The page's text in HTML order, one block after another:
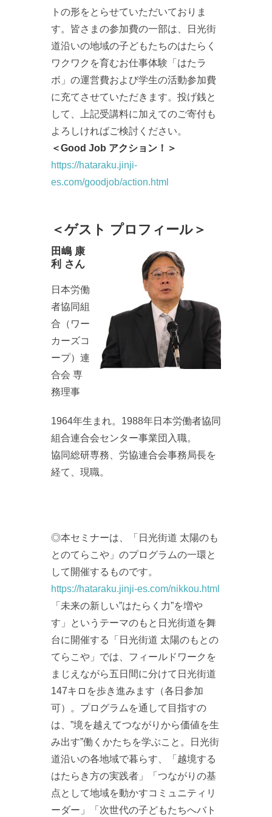
トの形をとらせていただいておりま
す。皆さまの参加費の一部は、日光街
道沿いの地域の子どもたちのはたらく
ワクワクを育むお仕事体験「はたラ
ボ」の運営費および学生の活動参加費
に充てさせていただきます。投げ銭と
して、上記受講料に加えてのご寄付も
よろしければご検討ください。
＜Good Job アクション！＞
https://hataraku.jinji-
es.com/goodjob/action.html
＜ゲスト プロフィール＞
田嶋 康
利 さん
日本労働
者協同組
合（ワー
カーズコ
ープ）連
合会 専
務理事
1964年生まれ。1988年日本労働者協同
組合連合会センター事業団入職。
協同総研専務、労協連合会事務局長を
経て、現職。
◎本セミナーは、「日光街道 太陽のも
とのてらこや」のプログラムの一環と
して開催するものです。
https://hataraku.jinji-es.com/nikkou.html
「未来の新しい”はたらく力”を増や
す」というテーマのもと日光街道を舞
台に開催する「日光街道 太陽のもとの
てらこや」では、フィールドワークを
まじえながら五日間に分けて日光街道
147キロを歩き進みます（各日参加
可）。プログラムを通して目指すの
は、”境を越えてつながりから価値を生
み出す”働くかたちを学ぶこと。日光街
道沿いの各地域で暮らす、「越境する
はたらき方の実践者」「つながりの基
点として地域を動かすコミュニティリ
ーダー」「次世代の子どもたちへバト